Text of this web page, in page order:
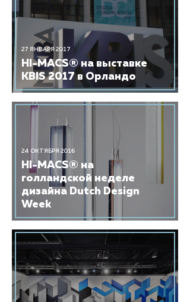
27 ЯНВАРЯ 2017
HI-MACS® на выставке
KBIS 2017 в Орландо
24 ОКТЯБРЯ 2016
HI-MACS® на
голландской неделе
дизайна Dutch Design
Week